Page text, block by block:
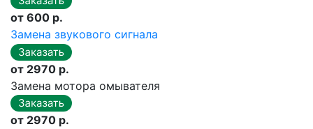
от 600 р.
Замена звукового сигнала
от 2970 р.
Замена мотора омывателя
от 2970 р.